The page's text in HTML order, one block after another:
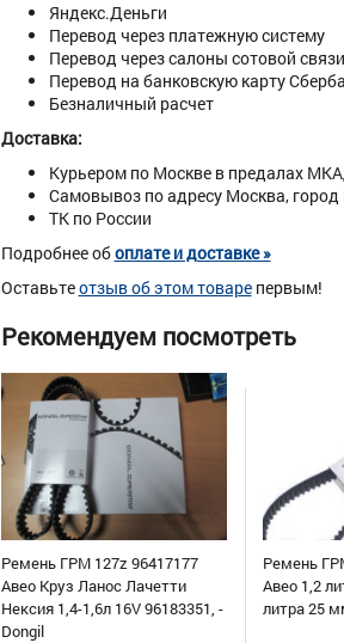
Яндекс.Деньги
Перевод через платежную систему
Перевод через салоны сотовой связи
Перевод на банковскую карту
Безналичный расчет
Доставка:
Курьером по Москве в предалах
Самовывоз по адресу Москва, город
ТК по России
Подробнее обоплате и доставке »
Оставьтеотзыв об этом товарепервым!
Рекомендуем посмотреть
Ремень ГРМ 127z 96417177
Авео Круз Ланос Лачетти
Нексия 1,4-1,6л 16V 96183351, -
Dongil
Ремень
Авео 1,2
литра 25